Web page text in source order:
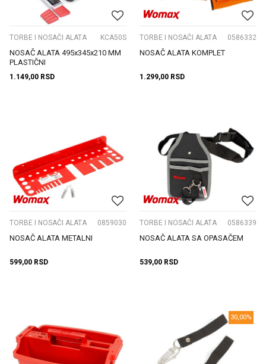
TORBE I NOSAČI ALATA KCA50S
NOSAČ ALATA 495x345x210 MM
PLASTIČNI
1.149,00 RSD
TORBE I NOSAČI ALATA 0586332
NOSAČ ALATA KOMPLET
1.299,00 RSD
TORBE I NOSAČI ALATA 0859030
NOSAČ ALATA METALNI
599,00 RSD
TORBE I NOSAČI ALATA 0586339
NOSAČ ALATA SA OPASAČEM
539,00 RSD
30,00%